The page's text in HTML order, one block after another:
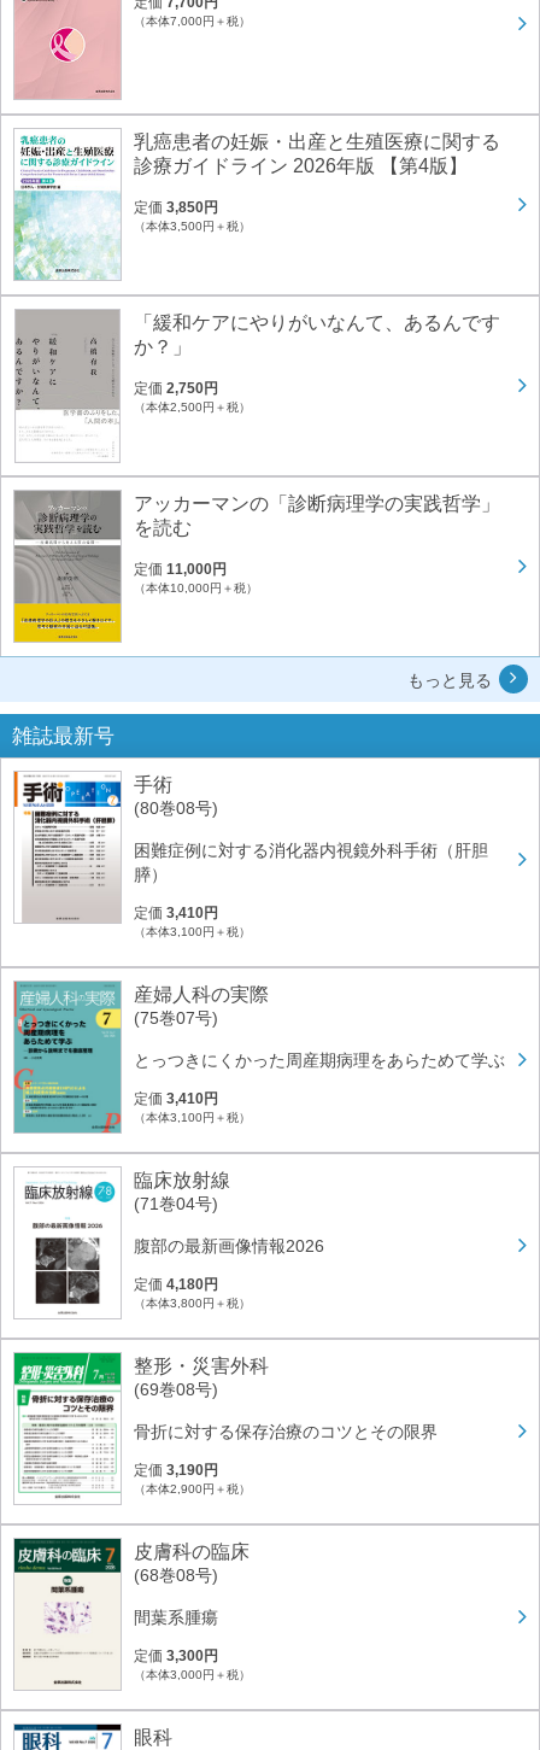
（本体7,000円＋税）
乳癌患者の妊娠・出産と生殖医療に関する
診療ガイドライン 2026年版 【第4版】
定価 3,850円
（本体3,500円＋税）
「緩和ケアにやりがいなんて、あるんです
か？」
定価 2,750円
（本体2,500円＋税）
アッカーマンの「診断病理学の実践哲学」
を読む
定価 11,000円
（本体10,000円＋税）
もっと見る
雑誌最新号
手術
(80巻08号)
困難症例に対する消化器内視鏡外科手術（肝胆
膵）
定価 3,410円
（本体3,100円＋税）
産婦人科の実際
(75巻07号)
とっつきにくかった周産期病理をあらためて学ぶ
定価 3,410円
（本体3,100円＋税）
臨床放射線
(71巻04号)
腹部の最新画像情報2026
定価 4,180円
（本体3,800円＋税）
整形・災害外科
(69巻08号)
骨折に対する保存治療のコツとその限界
定価 3,190円
（本体2,900円＋税）
皮膚科の臨床
(68巻08号)
間葉系腫瘍
定価 3,300円
（本体3,000円＋税）
眼科